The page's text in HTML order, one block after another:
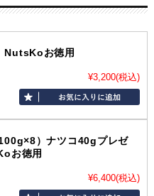
お徳用
¥3,200(税込)
）ナツコ40gプレゼ
お徳用
¥6,400(税込)